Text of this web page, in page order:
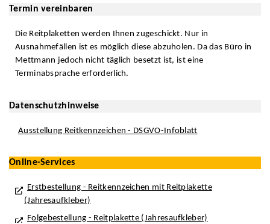
Termin vereinbaren
Die Reitplaketten werden Ihnen zugeschickt. Nur in
Ausnahmefällen ist es möglich diese abzuholen. Da das Büro in
Mettmann jedoch nicht täglich besetzt ist, ist eine
Terminabsprache erforderlich.
Datenschutzhinweise
Ausstellung Reitkennzeichen - DSGVO-Infoblatt
Online-Services
Erstbestellung - Reitkennzeichen mit Reitplakette
(Jahresaufkleber)
Folgebestellung - Reitplakette (Jahresaufkleber)